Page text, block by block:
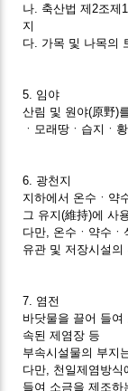
나. 축산법 제2조제
지
다. 가목 및 나목의
5. 임야
산림 및 원야(原野)
ㆍ모래땅ㆍ습지ㆍ
6. 광천지
지하에서 온수ㆍ약
그 유지(維持)에 사
다만, 온수ㆍ약수
유관 및 저장시설의
7. 염전
바닷물을 끌어 들
속된 제염장 등
부속시설물의 부지
다만, 천일제염방
들여 소금을 제조하